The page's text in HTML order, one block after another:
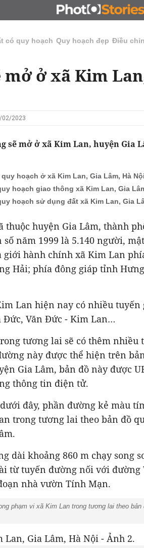
ĐẤU GIÁ - ĐẤU THẦU KINH
có quy hoạch Quy hoạch đẹp Điều
ở xã Kim
02/2023
sẽ mở ở xã Kim Lan, huyện Gia
hoạch ở xã Kim Lan, Gia Lâm, Hà Nội
hoạch giao thông xã Kim Lan, Gia
hoạch sử dụng đất xã Kim Lan, Gia
thuộc huyện Gia Lâm, thành
số năm 1999 là 5.140 người,
giới hành chính xã Kim Lan
Hải; phía đông giáp tỉnh
Lan hiện nay có nhiều
Văn Đức - Kim Lan…
tương lai sẽ có thêm
này được thể hiện trên
Gia Lâm, bản đồ này được
thông tin điện tử.
đây, phần đường kẻ màu
trong tương lai theo bản đồ
dài khoảng 860 m chạy song
từ tuyến đường nối với đường
nhà vườn Tính Mạn.
phạm vi xã Kim Lan trong tương lai theo